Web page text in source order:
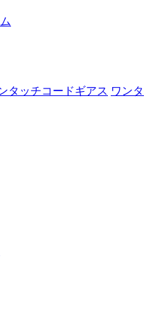
タッチコードギアス ワンタ